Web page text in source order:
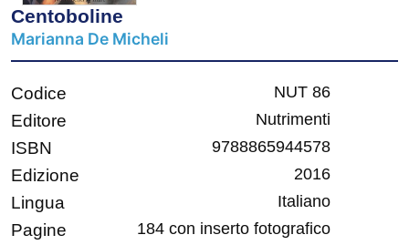
Centoboline
Marianna De Micheli
Codice NUT 86
Editore Nutrimenti
ISBN 9788865944578
Edizione 2016
Lingua Italiano
Pagine 184 con inserto fotografico